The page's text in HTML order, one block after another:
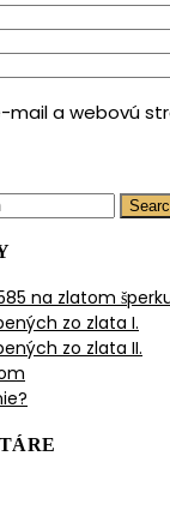
mail a webovú
na zlatom
zo zlata I.
zo zlata II.